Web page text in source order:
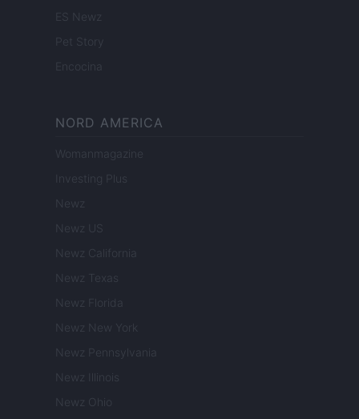
ES Newz
Pet Story
Encocina
NORD AMERICA
Womanmagazine
Investing Plus
Newz
Newz US
Newz California
Newz Texas
Newz Florida
Newz New York
Newz Pennsylvania
Newz Illinois
Newz Ohio